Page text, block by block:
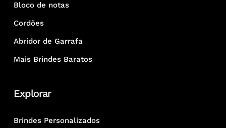
Bloco de notas
Cordões
Abridor de Garrafa
Mais Brindes Baratos
Explorar
Brindes Personalizados